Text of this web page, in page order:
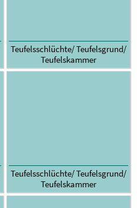
Teufelsschlüchte/ Teufelsgrund/
Teufelskammer
Teufelsschlüchte/ Teufelsgrund/
Teufelskammer